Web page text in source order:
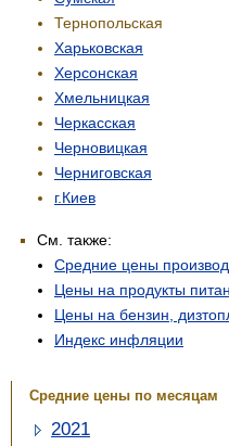
Тернопольская
Харьковская
Херсонская
Хмельницкая
Черкасская
Черновицкая
Черниговская
г.Киев
См. также:
Средние цены
Цены на продукты
Цены на бензин,
Индекс инфляции
Средние цены по месяцам
2021